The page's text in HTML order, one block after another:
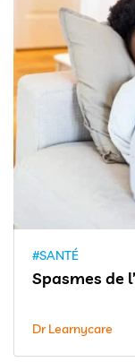
#SANTÉ
Spasmes de
Dr Learnycare